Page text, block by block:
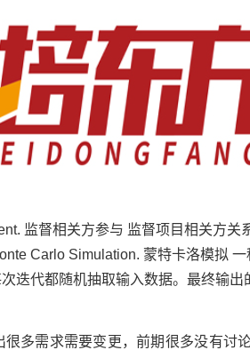
监督相关方参与 监督项目相关方关
Carlo Simulation. 蒙特卡洛模拟 一
迭代都随机抽取输入数据。最终输出
需求需要变更，前期很多没有讨